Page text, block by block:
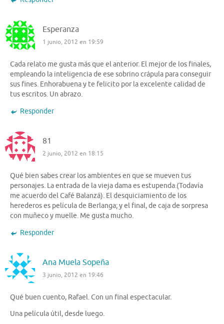
Esperanza
1 junio, 2012 en 19:59
Cada relato me gusta más que el anterior. El mejor de los finales,
empleando la inteligencia de ese sobrino crápula para conseguir
sus fines. Enhorabuena y te felicito por la excelente calidad de
tus escritos. Un abrazo.
Responder
81
2 junio, 2012 en 18:15
Qué bien sabes crear los ambientes en que se mueven tus
personajes. La entrada de la vieja dama es estupenda.(Todavía
me acuerdo del Café Balanzá). El desquiciamiento de los
herederos es película de Berlanga; y el final, de caja de sorpresa
con muñeco y muelle. Me gusta mucho.
Responder
Ana Muela Sopeña
3 junio, 2012 en 19:46
Qué buen cuento, Rafael. Con un final espectacular.
Una película útil, desde luego.